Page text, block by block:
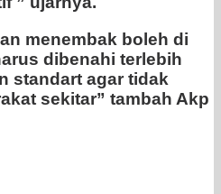
menembak boleh di
dibenahi terlebih
standart agar tidak
sekitar” tambah Akp